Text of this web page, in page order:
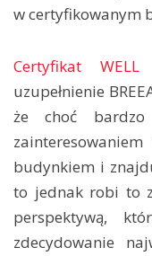
w certyfikowanym
Certyfikat WELL
uzupełnienie
że choć
budynkiem i
to jednak robi to
perspektywą,
zdecydowanie